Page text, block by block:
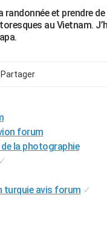
randonnée et prendre
au Vietnam.
Partager
forum
la photographie
✓
turquie avis forum ✓